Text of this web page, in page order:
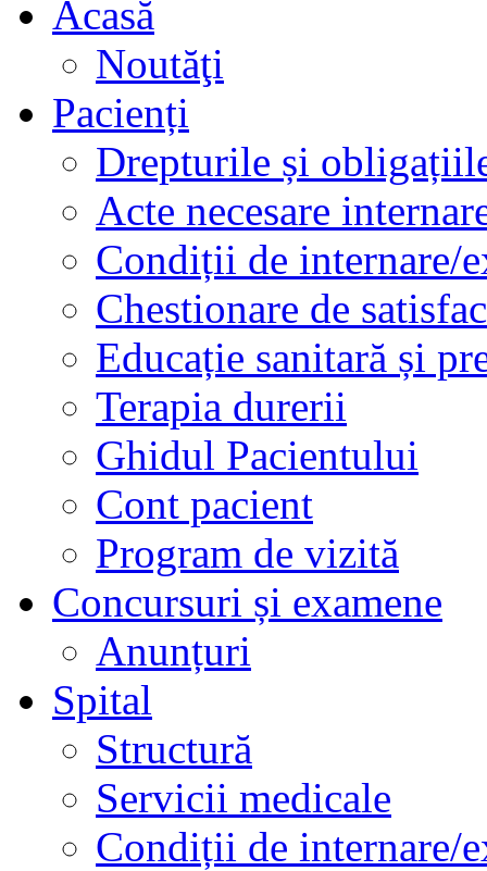
Acasă
Noutăţi
Pacienți
Drepturile și
Acte necesare
Condiții de internare/
Chestionare de
Educație sanitară și
Terapia durerii
Ghidul Pacientului
Cont pacient
Program de vizită
Concursuri și examene
Anunțuri
Spital
Structură
Servicii medicale
Condiții de internare/